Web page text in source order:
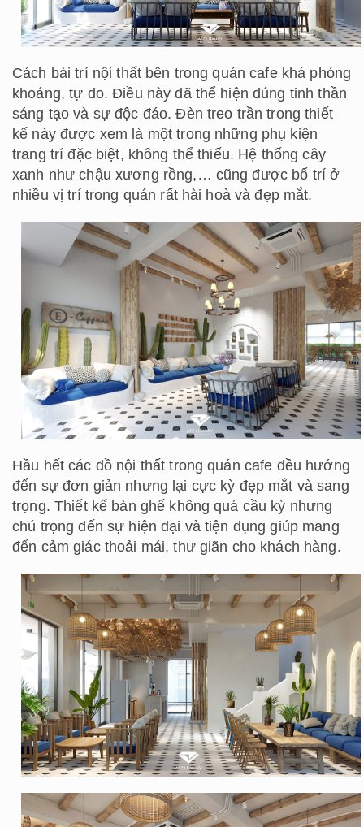
Cách bài trí nội thất bên trong quán cafe khá phóng
khoáng, tự do. Điều này đã thể hiện đúng tinh thần
sáng tạo và sự độc đáo. Đèn treo trần trong thiết
kế này được xem là một trong những phụ kiện
trang trí đặc biệt, không thể thiếu. Hệ thống cây
xanh như chậu xương rồng,… cũng được bố trí ở
nhiều vị trí trong quán rất hài hoà và đẹp mắt.
Hầu hết các đồ nội thất trong quán cafe đều hướng
đến sự đơn giản nhưng lại cực kỳ đẹp mắt và sang
trọng. Thiết kế bàn ghế không quá cầu kỳ nhưng
chú trọng đến sự hiện đại và tiện dụng giúp mang
đến cảm giác thoải mái, thư giãn cho khách hàng.